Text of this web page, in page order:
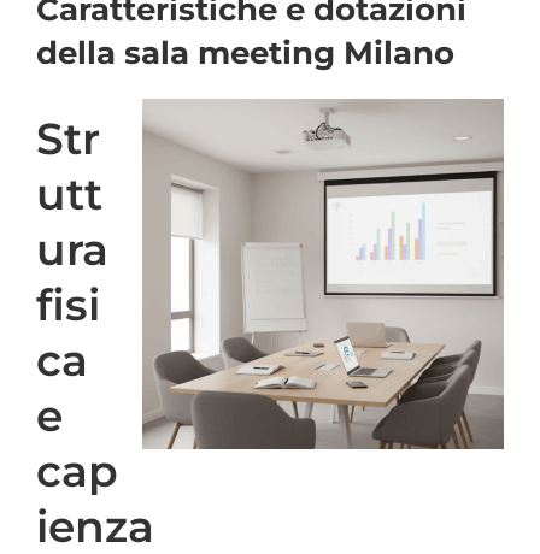
Caratteristiche e dotazioni
della sala meeting Milano
Str
utt
ura
fisi
ca
e
cap
ienza